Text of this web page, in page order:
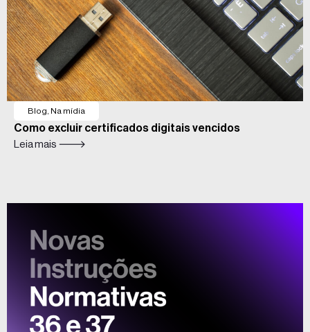
Blog Na mídia
Como excluir certificados digitais vencidos
Leia mais 🡒